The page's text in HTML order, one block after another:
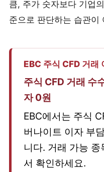
큼, 주가 숫자보다 기업
준으로 판단하는 습관이
EBC 주식 CFD 거래
주식 CFD 거래 수
자 0원
EBC에서는 주식
버나이트 이자 부
니다. 거래 가능
서 확인하세요.